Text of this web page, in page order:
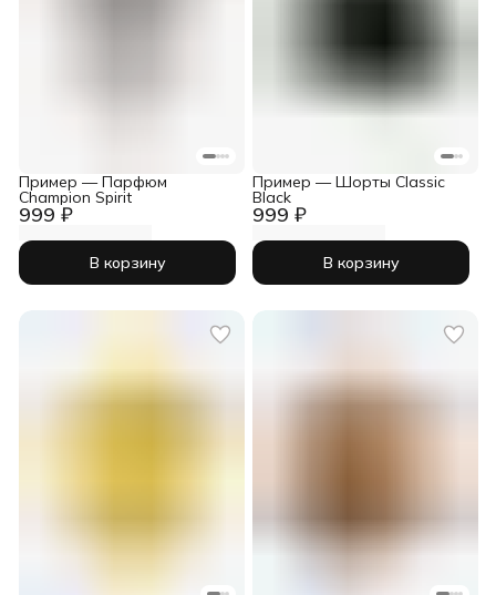
999 ₽
Пример — Парфюм
Champion Spirit
В корзину
999 ₽
Пример — Шорты Classic
Black
В корзину